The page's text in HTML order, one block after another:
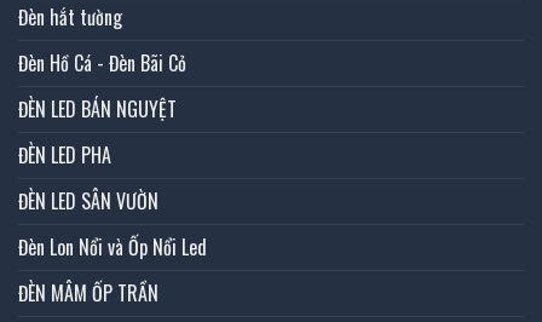
Đèn hắt tường
Đèn Hồ Cá - Đèn Bãi Cỏ
ĐÈN LED BÁN NGUYỆT
ĐÈN LED PHA
ĐÈN LED SÂN VƯỜN
Đèn Lon Nổi và Ốp Nổi Led
ĐÈN MÂM ỐP TRẦN